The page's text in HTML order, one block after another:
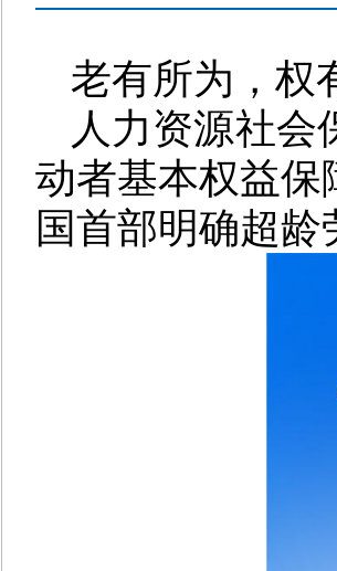
老有所为，权
人力资源社会
动者基本权益保
国首部明确超